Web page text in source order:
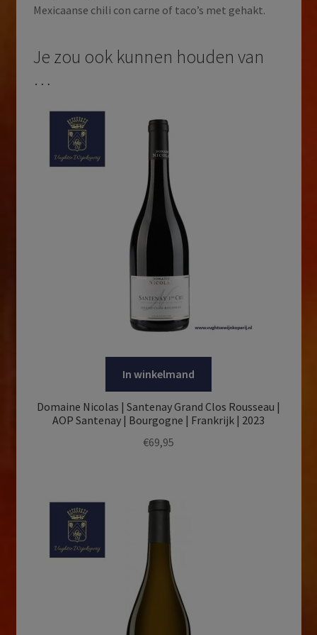
Mexicaanse chili con carne of taco’s met gehakt.
Je zou ook kunnen houden van
…
In winkelmand
Domaine Nicolas | Santenay Grand Clos Rousseau |
AOP Santenay | Bourgogne | Frankrijk | 2023
€69,95